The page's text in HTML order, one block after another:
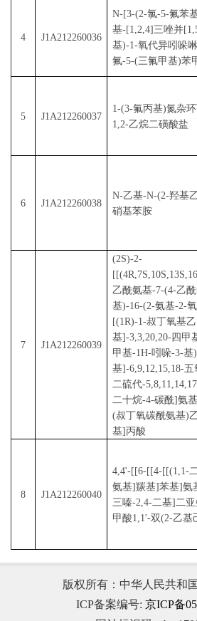
4 J1A212260036
N-[3-(2-氯-5-氟苯
基-[1,2,4]三唑并
基)-1-氧代异吲哚
氟-5-(三氟甲基)苯
5 J1A212260037
1-(3-氟丙基)氮杂
1,2-乙烷二磺酸盐
6 J1A212260038
N-乙基-N-(2-羟基
硝基苯胺
7 J1A212260039
(2S)-2-
[[(4R,7S,10S,13S,16
乙酰氨基-7-(4-乙
基)-16-(2-氨基-2-
[(1R)-1-叔丁氧基乙
基]-3,3,20,20-四甲
甲基-1H-吲哚-3-基
基]-6,9,12,15,18-
二硫代-
二十烷-4-碳酰]氨
(叔丁氧碳酰氨基)
基]丙酸
8 J1A212260040
4,4'-[[6-[[4-[[(1,1-
氨基]羰基]苯基]氨
三嗪-2,4-二基]二
甲酸1,1'-双(2-乙基
版权所有：中华人民共和
ICP备案编号: 京ICP备